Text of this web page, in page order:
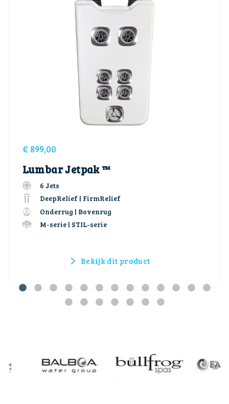
€ 899,00
Lumbar Jetpak ™
6 Jets
DeepRelief | FirmRelief
Onderrug | Bovenrug
M-serie | STIL-serie
Bekijk dit product